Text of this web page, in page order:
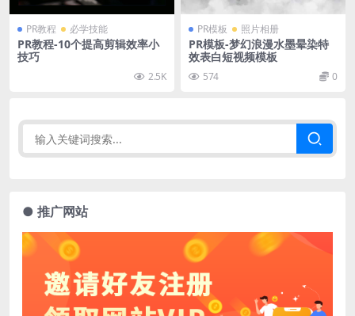
PR教程 必学技能
PR教程-10个提高剪辑效率小
技巧
2.5K
PR模板 照片相册
PR模板-梦幻浪漫水墨晕染特
效表白短视频模板
574 0
● 推广网站